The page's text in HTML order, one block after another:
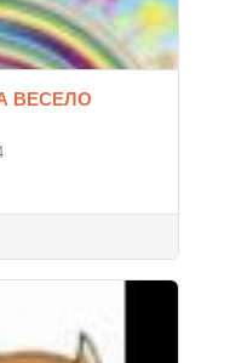
ВЕСЕЛО